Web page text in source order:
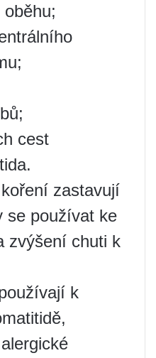
cest
zastavují
se používat ke
zvýšení chuti k
k